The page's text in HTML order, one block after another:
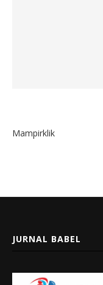
Mampirklik
JURNAL BABEL